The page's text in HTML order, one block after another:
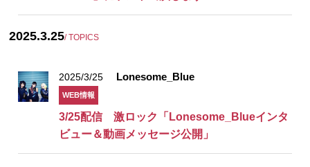
2025.3.25/ TOPICS
2025/3/25 Lonesome_Blue
WEB情報
3/25配信 激ロック「Lonesome_Blueインタ
ビュー＆動画メッセージ公開」